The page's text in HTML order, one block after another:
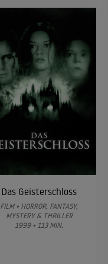
Das Geisterschloss
FILM • HORROR, FANTASY,
MYSTERY & THRILLER
1999 • 113 MIN.